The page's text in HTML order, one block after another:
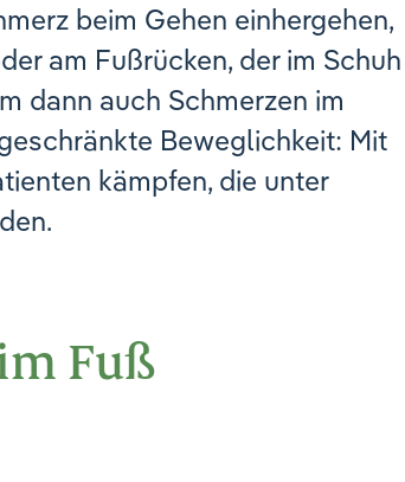
beim Gehen einhergehen,
am Fußrücken, der im Schuh
dann auch Schmerzen im
Beweglichkeit: Mit
kämpfen, die unter
Fuß